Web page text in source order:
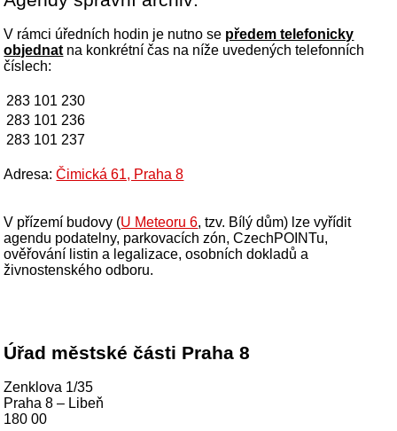
V rámci úředních hodin je nutno se předem telefonicky
objednat na konkrétní čas na níže uvedených telefonních
číslech:
283 101 230
283 101 236
283 101 237
Adresa:Čimická 61, Praha 8
V přízemí budovy (U Meteoru 6, tzv. Bílý dům) lze vyřídit
agendu podatelny, parkovacích zón, CzechPOINTu,
ověřování listin a legalizace, osobních dokladů a
živnostenského odboru.
Úřad městské části Praha 8
Zenklova 1/35
Praha 8 – Libeň
180 00